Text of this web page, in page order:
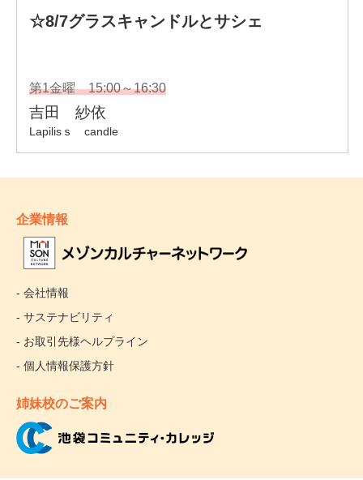
企業情報
- 会社情報
- サステナビリティ
- お取引先様ヘルプライン
- 個人情報保護方針
姉妹校のご案内